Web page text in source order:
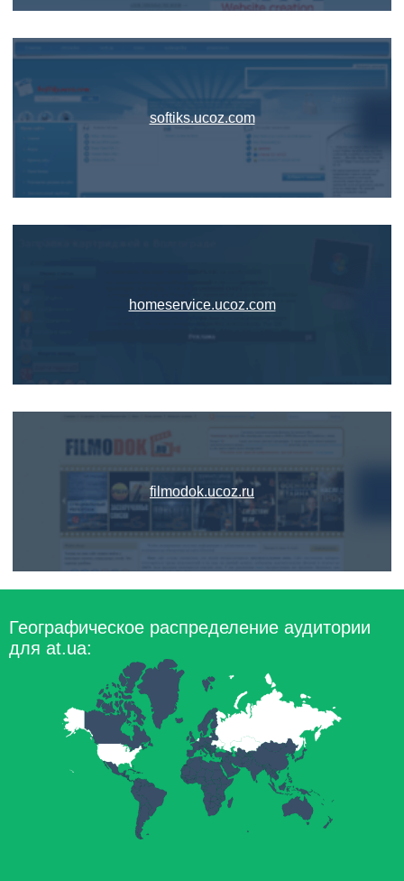
softiks.ucoz.com
homeservice.ucoz.com
filmodok.ucoz.ru
Географическое распределение аудитории
для at.ua: